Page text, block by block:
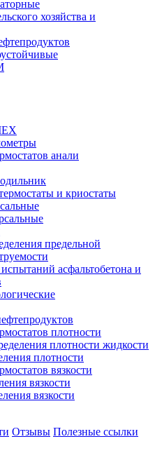
хозяйства и
анали
и криостаты
предельной
асфальтобетона и
плотности
плотности жидкости
плотности
вязкости
вязкости
вязкости
Отзывы Полезные ссылки